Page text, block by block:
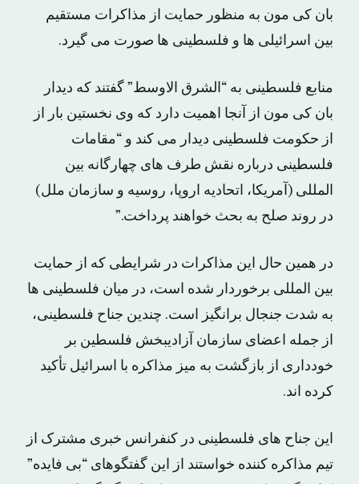
بان کی مون به منظور حمایت از مذاکرات مستقیم
بین اسرائیلی ها و فلسطینی ها صورت می گیرد.
منابع فلسطینی به “الشرق الاوسط” گفتند که دیدار
بان کی مون از آنجا اهمیت دارد که وی نخستین بار از
از حکومت فلسطینی دیدار می کند و “مقامات
فلسطینی درباره نقش طرف های چهارگانه بین
المللی (آمریکا، اتحادیه اروپا، روسیه و سازمان ملل)
در روند صلح به بحث خواهند پرداخت.”
در همین حال این مذاکرات در شرایطی که از حمایت
بین المللی برخوردار شده است، در میان فلسطینی ها
به شدت جنجال برانگیز است. چندین جناح فلسطینی،
از جمله اعضای سازمان آزادیبخش فلسطین بر
خودداری از بازگشت به میز مذاکره با اسرائیل تأکید
کرده اند.
این جناح های فلسطینی در کنفرانس خبری مشترک از
تیم مذاکره کننده خواستند از این گفتگوهای “بی فایده”